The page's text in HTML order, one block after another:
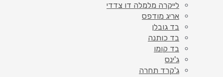
לייקרה מלמלה דו צדדי
אריג מודפס
בד גובלן
בד כותנה
בד קומו
ג'ינס
ג'קרד תחרה